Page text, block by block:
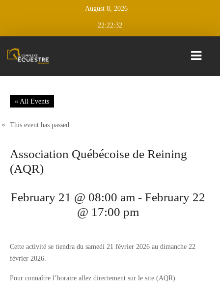
August 8, 2026
22:22:32
CALENDAR
D’ÉVÉNEMENTS
CLASSIQUES
CLASSIQUE JUMPING BÉCANCOUR
TRAINING
RESTAURANTS
« All Events
This event has passed.
Association Québécoise de Reining
(AQR)
February 21 @ 08:00 am - February 22
@ 17:00 pm
Cette activité se tiendra du samedi 21 février 2026 au dimanche 22
février 2026.
Pour connaître l’horaire allez directement sur le site (AQR)